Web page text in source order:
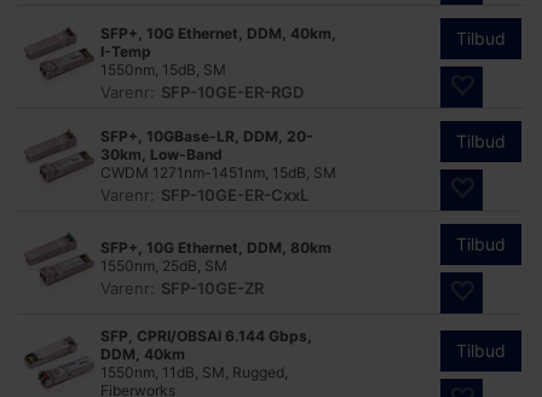
SFP+, 10G Ethernet, DDM, 40km,
I-Temp
1550nm, 15dB, SM
Varenr: SFP-10GE-ER-RGD
Tilbud
SFP+, 10GBase-LR, DDM, 20-
30km, Low-Band
CWDM 1271nm-1451nm, 15dB, SM
Varenr: SFP-10GE-ER-CxxL
Tilbud
SFP+, 10G Ethernet, DDM, 80km
1550nm, 25dB, SM
Varenr: SFP-10GE-ZR
Tilbud
SFP, CPRI/OBSAI 6.144 Gbps,
DDM, 40km
1550nm, 11dB, SM, Rugged,
Fiberworks
Tilbud